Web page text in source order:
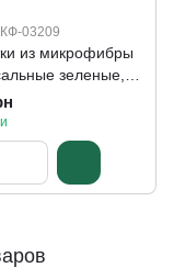
03209
из микрофибры
зеленые,
(3 шт/уп)